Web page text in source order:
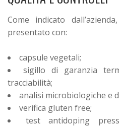
Come indicato
presentato con:
capsule vegetali;
sigillo di garanzia
tracciabilità;
analisi microbiologiche e
verifica gluten free;
test antidoping